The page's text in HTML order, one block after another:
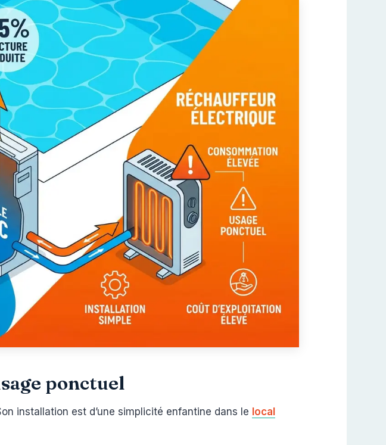
ponctuel
installation est d’une simplicité enfantine dans le local